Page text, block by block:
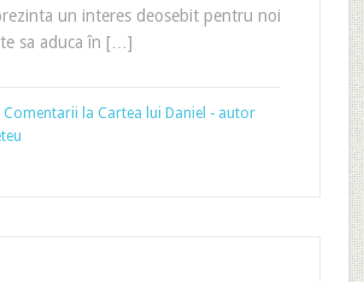
un interes deosebit pentru noi
sa aduca în […]
Comentarii la Cartea lui Daniel - autor